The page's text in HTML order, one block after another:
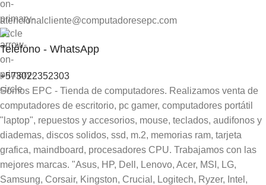
atencionalcliente@computadoresepc.com
Teléfono - WhatsApp
+573022352303
Somos EPC - Tienda de computadores. Realizamos venta de
computadores de escritorio, pc gamer, computadores portátil
"laptop", repuestos y accesorios, mouse, teclados, audifonos y
diademas, discos solidos, ssd, m.2, memorias ram, tarjeta
grafica, maindboard, procesadores CPU. Trabajamos con las
mejores marcas. "Asus, HP, Dell, Lenovo, Acer, MSI, LG,
Samsung, Corsair, Kingston, Crucial, Logitech, Ryzer, Intel,